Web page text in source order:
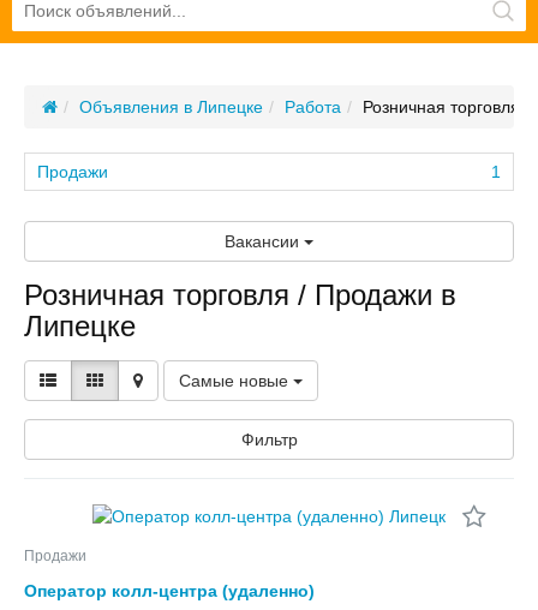
Объявления в Липецке Работа Розничная торговля
1
Продажи
Вакансии
Розничная торговля / Продажи в
Липецке
Самые новые
Фильтр
Продажи
Оператор колл-центра (удаленно)